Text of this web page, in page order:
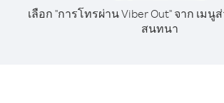
เลือก "การโทรผ่าน Viber Out" จาก เม
สนทนา